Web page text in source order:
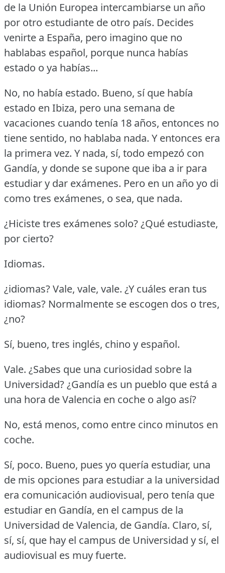
de la Unión Europea intercambiarse un año
por otro estudiante de otro país. Decides
venirte a España, pero imagino que no
hablabas español, porque nunca habías
estado o ya habías...
No, no había estado. Bueno, sí que había
estado en Ibiza, pero una semana de
vacaciones cuando tenía 18 años, entonces no
tiene sentido, no hablaba nada. Y entonces era
la primera vez. Y nada, sí, todo empezó con
Gandía, y donde se supone que iba a ir para
estudiar y dar exámenes. Pero en un año yo di
como tres exámenes, o sea, que nada.
¿Hiciste tres exámenes solo?¿Qué estudiaste,
por cierto?
Idiomas.
¿idiomas?Vale, vale, vale. ¿Y cuáles eran tus
idiomas? Normalmente se escogen dos o tres,
¿no?
Sí, bueno, tres inglés, chino y español.
Vale. ¿Sabes que una curiosidad sobre la
Universidad?¿Gandía es un pueblo que está a
una hora de Valencia en coche o algo así?
No, está menos, como entre cinco minutos en
coche.
Sí, poco. Bueno, pues yo quería estudiar, una
de mis opciones para estudiar a la universidad
era comunicación audiovisual, pero tenía que
estudiar en Gandía, en el campus de la
Universidad de Valencia, de Gandía. Claro, sí,
sí, sí, que hay el campus de Universidad y sí, el
audiovisual es muy fuerte.